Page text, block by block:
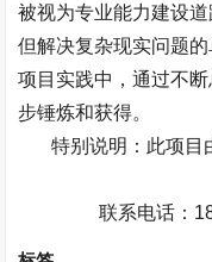
被视为专业能力建设
但解决复杂现实问题
项目实践中，通过不
步锤炼和获得。
特别说明：此项目
联系电话：